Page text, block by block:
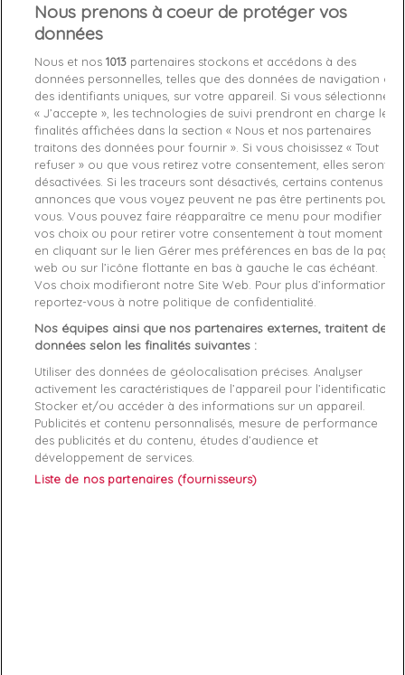
Caractéristiques produit
Détails du produit Fabriquant
Référence 38732-100 L
Blanc
Matière Coton
Genre Homme
Rayon Vetement
Démarque 35 %
Références spécifiques
EAN-13 3663854652848
Nous prenons à coeur de protéger vos
données
Nous et nos1013 partenaires stockons et accédons à des
données personnelles, telles que des données de navigation ou
des identifiants uniques, sur votre appareil. Si vous sélectionnez
« J’accepte », les technologies de suivi prendront en charge les
finalités affichées dans la section « Nous et nos partenaires
traitons des données pour fournir ». Si vous choisissez « Tout
refuser » ou que vous retirez votre consentement, elles seront
désactivées. Si les traceurs sont désactivés, certains contenus et
annonces que vous voyez peuvent ne pas être pertinents pour
vous. Vous pouvez faire réapparaître ce menu pour modifier
vos choix ou pour retirer votre consentement à tout moment
en cliquant sur le lien Gérer mes préférences en bas de la page
web ou sur l’icône flottante en bas à gauche le cas échéant.
Vos choix modifieront notre Site Web. Pour plus d’informations,
reportez-vous à notre politique de confidentialité.
Nos équipes ainsi que nos partenaires externes, traitent des
données selon les finalités suivantes :
Utiliser des données de géolocalisation précises. Analyser
activement les caractéristiques de l’appareil pour l’identification.
Stocker et/ou accéder à des informations sur un appareil.
Publicités et contenu personnalisés, mesure de performance
des publicités et du contenu, études d’audience et
développement de services.
Liste de nos partenaires (fournisseurs)